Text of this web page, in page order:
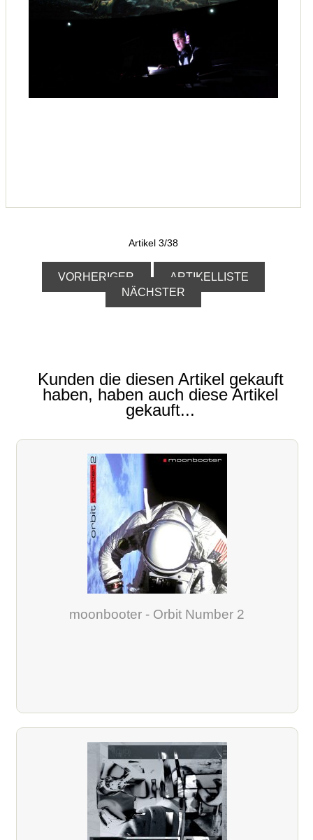
Artikel 3/38
VORHERIGER
ARTIKELLISTE
NÄCHSTER
Kunden die diesen Artikel gekauft
haben, haben auch diese Artikel
gekauft...
moonbooter - Orbit Number 2